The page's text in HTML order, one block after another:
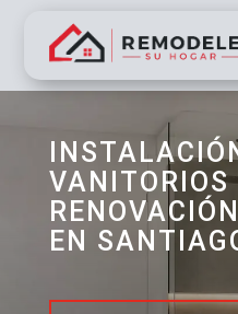
VANITORIOS
EN